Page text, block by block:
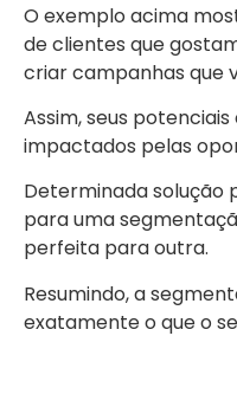
O exemplo acima
de clientes que
criar campanhas que
Assim, seus
impactados pelas
Determinada solução
para uma
perfeita para outra.
Resumindo, a
exatamente o que o